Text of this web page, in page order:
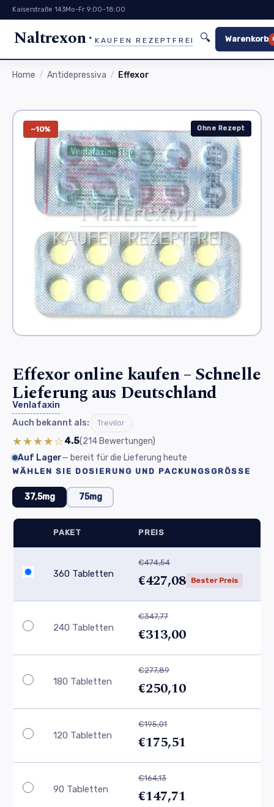
Kaiserstraße 143Mo-Fr 9:00–18:00
Naltrexon KAUFEN REZEPTFREI 🔍 Warenkorb
Home Antidepressiva Effexor
−10% Ohne Rezept
Effexor online kaufen – Schnelle
Lieferung aus Deutschland
Venlafaxin
Auch bekannt als: Trevilor
★★★★☆4.5(214 Bewertungen)
Auf Lager— bereit für die Lieferung heute
WÄHLEN SIE DOSIERUNG UND PACKUNGSGRÖSSE
37,5mg 75mg
PAKET PREIS
360 Tabletten
€474,54
€427,08 Bester Preis
240 Tabletten
€347,77
€313,00
180 Tabletten
€277,89
€250,10
120 Tabletten
€195,01
€175,51
90 Tabletten
€164,13
€147,71